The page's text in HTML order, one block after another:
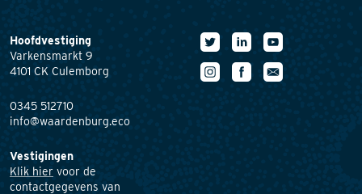
Hoofdvestiging
Varkensmarkt 9
4101 CK Culemborg
0345 512710
info@waardenburg.eco
Vestigingen
Klik hier voor de
contactgegevens van